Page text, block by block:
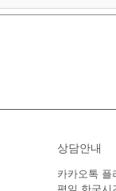
상담안내
카카오톡 플